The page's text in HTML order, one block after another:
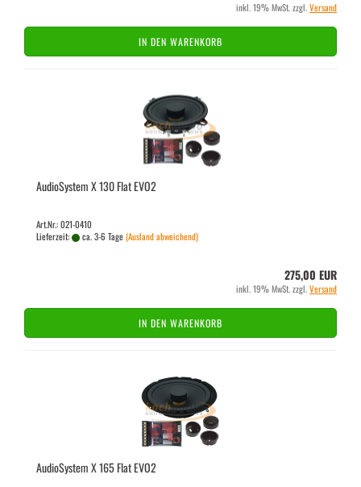
inkl. 19% MwSt. zzgl.Versand
IN DEN WARENKORB
Au­dio­Sys­tem X 130 Flat EVO2
Art.Nr.: 021-0410
Lieferzeit:
ca. 3-6 Tage(Ausland abweichend)
275,00 EUR
inkl. 19% MwSt. zzgl.Versand
IN DEN WARENKORB
Au­dio­Sys­tem X 165 Flat EVO2